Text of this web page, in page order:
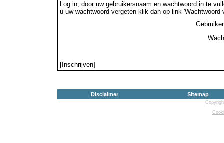
Log in, door uw gebruikersnaam en wachtwoord in te
u uw wachtwoord vergeten klik dan op link 'Wachtwoord
[Inschrijven]
Disclaimer Sitemap